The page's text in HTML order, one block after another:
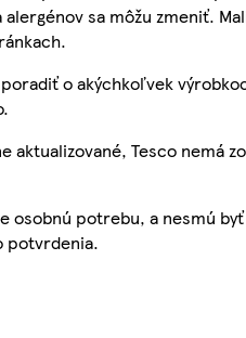
alergénov sa môžu zmeniť.
o akýchkoľvek
aktualizované, Tesco nemá
osobnú potrebu, a nesmú
potvrdenia.